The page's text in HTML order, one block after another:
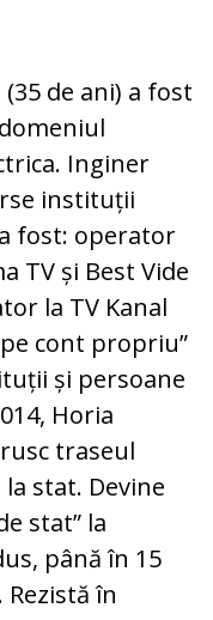
de ani) a fost
Inginer
instituții
fost: operator
TV și Best Vide
la TV Kanal
cont propriu”
și persoane
Horia
traseul
stat. Devine
stat” la
până în 15
Rezistă în